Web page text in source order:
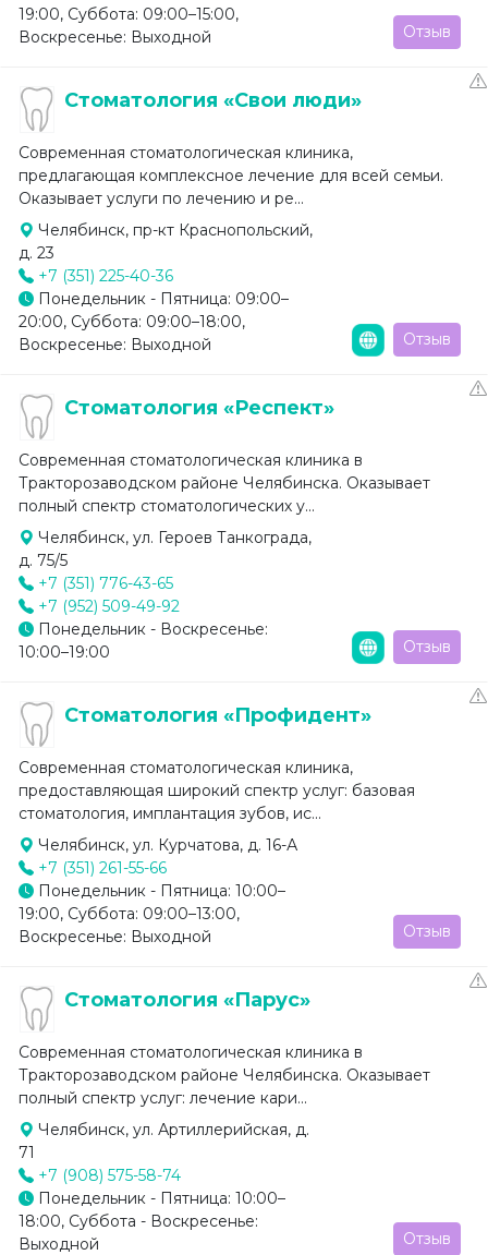
19:00, Суббота: 09:00–15:00,
Воскресенье: Выходной
Отзыв
Стоматология «Свои люди»
Современная стоматологическая клиника,
предлагающая комплексное лечение для всей семьи.
Оказывает услуги по лечению и ре...
Челябинск, пр-кт Краснопольский,
д. 23
+7 (351) 225-40-36
Понедельник - Пятница: 09:00–
20:00, Суббота: 09:00–18:00,
Воскресенье: Выходной
Отзыв
Стоматология «Респект»
Современная стоматологическая клиника в
Тракторозаводском районе Челябинска. Оказывает
полный спектр стоматологических у...
Челябинск, ул. Героев Танкограда,
д. 75/5
+7 (351) 776-43-65
+7 (952) 509-49-92
Понедельник - Воскресенье:
10:00–19:00
Отзыв
Стоматология «Профидент»
Современная стоматологическая клиника,
предоставляющая широкий спектр услуг: базовая
стоматология, имплантация зубов, ис...
Челябинск, ул. Курчатова, д. 16-А
+7 (351) 261-55-66
Понедельник - Пятница: 10:00–
19:00, Суббота: 09:00–13:00,
Воскресенье: Выходной
Отзыв
Стоматология «Парус»
Современная стоматологическая клиника в
Тракторозаводском районе Челябинска. Оказывает
полный спектр услуг: лечение кари...
Челябинск, ул. Артиллерийская, д.
71
+7 (908) 575-58-74
Понедельник - Пятница: 10:00–
18:00, Суббота - Воскресенье:
Выходной
Отзыв